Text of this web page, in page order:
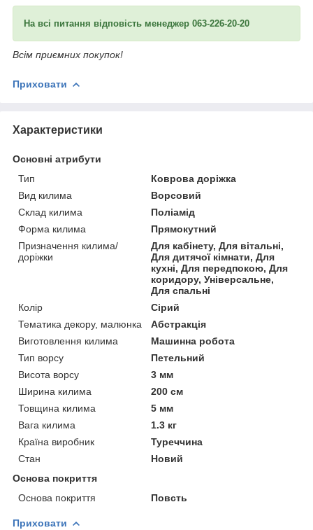
На всі питання відповість менеджер 063-226-20-20
Всім приємних покупок!
Приховати
Характеристики
Основні атрибути
Тип
Коврова доріжка
Вид килима
Ворсовий
Склад килима
Поліамід
Форма килима
Прямокутний
Призначення килима/
доріжки
Для кабінету, Для вітальні,
Для дитячої кімнати, Для
кухні, Для передпокою, Для
коридору, Універсальне,
Для спальні
Колір
Сірий
Тематика декору, малюнка
Абстракція
Виготовлення килима
Машинна робота
Тип ворсу
Петельний
Висота ворсу
3 мм
Ширина килима
200 см
Товщина килима
5 мм
Вага килима
1.3 кг
Країна виробник
Туреччина
Стан
Новий
Основа покриття
Основа покриття
Повсть
Приховати